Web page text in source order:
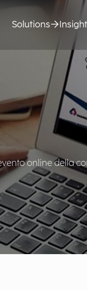
online della
Solutions